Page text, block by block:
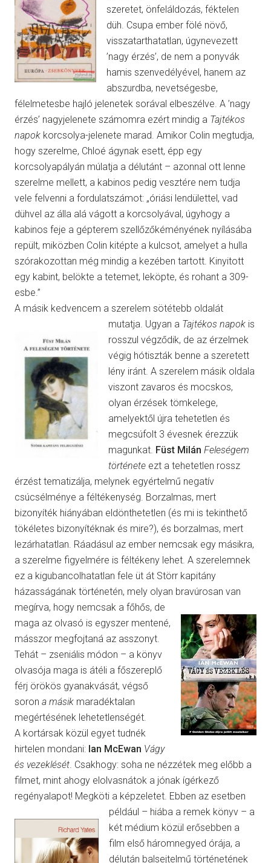
szeretet, önfeláldozás, féktelen
düh. Csupa ember fölé növő,
visszatarthatatlan, úgynevezett
’nagy érzés’, de nem a ponyvák
hamis szenvedélyével, hanem az
abszurdba, nevetségesbe,
félelmetesbe hajló jelenetek sorával elbeszélve. A ’nagy
érzés’ nagyjelenete számomra ezért mindig a Tajtékos
napok korcsolya-jelenete marad. Amikor Colin megtudja,
hogy szerelme, Chloé ágynak esett, épp egy
korcsolyapályán múlatja a délutánt – azonnal ott lenne
szerelme mellett, a kabinos pedig vesztére nem tudja
vele felvenni a fordulatszámot: „óriási lendülettel, vad
dühvel az álla alá vágott a korcsolyával, úgyhogy a
kabinos feje a gépterem szellőzőkéményének nyílásába
repült, miközben Colin kitépte a kulcsot, amelyet a hulla
szórakozottan még mindig a kezében tartott. Kinyitott
egy kabint, belökte a tetemet, leköpte, és rohant a 309-
esbe.”
A másik kedvencem a szerelem sötétebb oldalát
mutatja. Ugyan a Tajtékos napokis
rosszul végződik, de az érzelmek
végig hótiszták benne a szeretett
lény iránt. A szerelem másik oldala
viszont zavaros és mocskos,
olyan érzések tömkelege,
amelyektől újra tehetetlen és
megcsúfolt 3 évesnek érezzük
magunkat. Füst Milán Feleségem
történeteezt a tehetetlen rossz
érzést tematizálja, melynek egyértelmű negatív
csúcsélménye a féltékenység. Borzalmas, mert
bizonyíték hiányában eldönthetetlen (és mi is tekinthető
tökéletes bizonyítéknak és mire?), és borzalmas, mert
lezárhatatlan. Ráadásul az ember nemcsak egy másikra,
a szerelme figyelmére is féltékeny lehet. A szerelemnek
ez a kigubancolhatatlan fele üt át Störr kapitány
házasságának történetén, mely olyan bravúrosan van
megírva, hogy nemcsak a főhős, de
maga az olvasó is egyszer mentené,
másszor megfojtaná az asszonyt.
Tehát – zseniális módon – a könyv
olvasója maga is átéli a főszereplő
férj örökös gyanakvását, végső
soron a másik maradéktalan
megértésének lehetetlenségét.
A kortársak közül egyet tudnék
hirtelen mondani: Ian McEwan Vágy
és vezeklését . Csakhogy: soha ne nézzétek meg előbb a
filmet, mint ahogy elolvasnátok a jónak ígérkező
regényalapot! Megköti a képzeletet. Ebben az esetben
például – hiába a remek könyv – a
két médium közül erősebben a
film első háromnegyed órája, a
délután balsejtelmű történetének